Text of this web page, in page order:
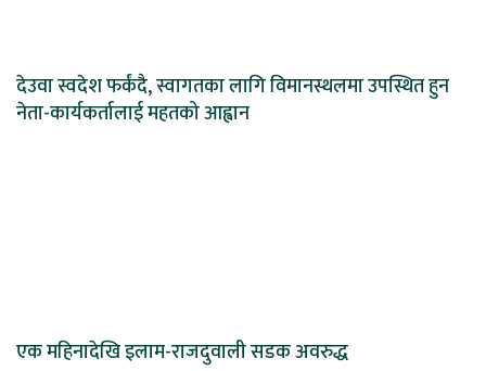
देउवा स्वदेश फर्कंदै, स्वागतका लागि विमानस्थलमा उपस्थित हुन
नेता-कार्यकर्तालाई महतको आह्वान
एक महिनादेखि इलाम-राजदुवाली सडक अवरुद्ध